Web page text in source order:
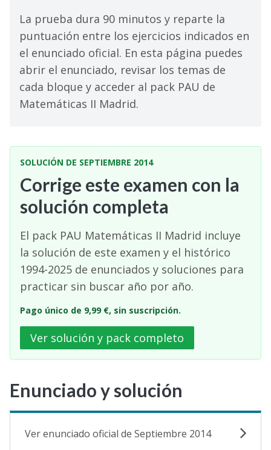
La prueba dura 90 minutos y reparte la
puntuación entre los ejercicios indicados en
el enunciado oficial. En esta página puedes
abrir el enunciado, revisar los temas de
cada bloque y acceder al pack PAU de
Matemáticas II Madrid.
SOLUCIÓN DE SEPTIEMBRE 2014
Corrige este examen con la
solución completa
El pack PAU Matemáticas II Madrid incluye
la solución de este examen y el histórico
1994-2025 de enunciados y soluciones para
practicar sin buscar año por año.
Pago único de 9,99 €, sin suscripción.
Ver solución y pack completo
Enunciado y solución
Ver enunciado oficial de Septiembre 2014